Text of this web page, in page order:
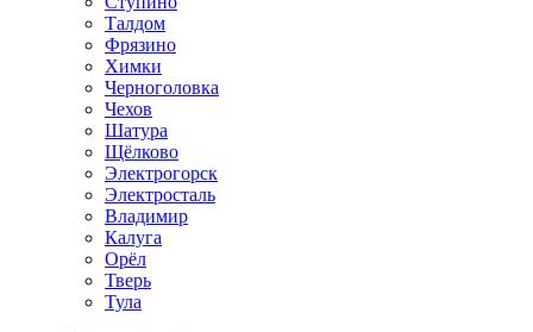
Талдом
Фрязино
Химки
Черноголовка
Чехов
Шатура
Щёлково
Электрогорск
Электросталь
Владимир
Калуга
Орёл
Тверь
Тула